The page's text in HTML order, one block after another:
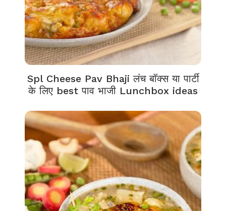
Spl Cheese Pav Bhaji लंच बॉक्स या पार्टी
के लिए best पाव भाजी Lunchbox ideas